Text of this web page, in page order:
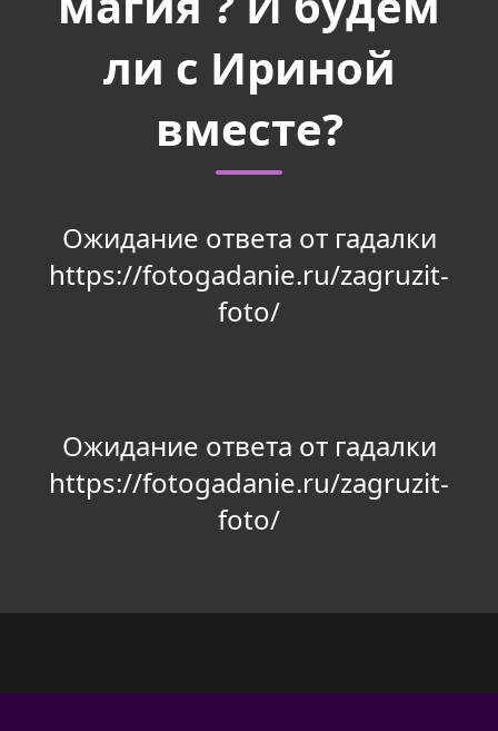
ли с Ириной
вместе?
Ожидание ответа от гадалки
https://fotogadanie.ru/zagruzit-
foto/
Ожидание ответа от гадалки
https://fotogadanie.ru/zagruzit-
foto/